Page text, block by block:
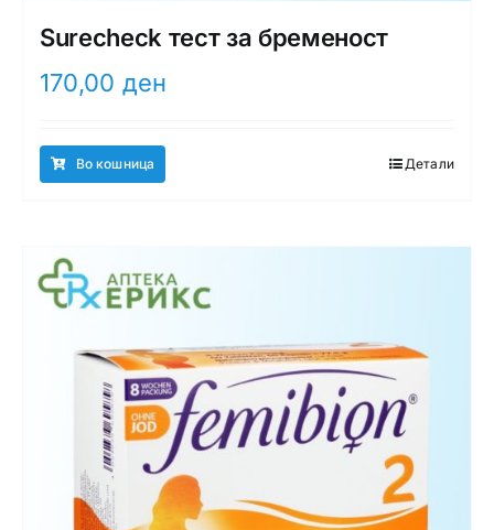
Surecheck тест за бременост
170,00 ден
Во кошница Детали